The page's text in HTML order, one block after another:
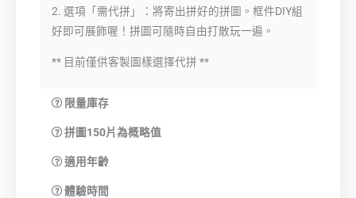
2. 選項「需代拼」：將寄出拼好的拼圖。框件DIY組
好即可展飾喔！拼圖可隨時自由打散玩一遍。
** 目前僅供客製圖樣選擇代拼 **
限量庫存
拼圖150片為概略值
適用年齡
體驗時間